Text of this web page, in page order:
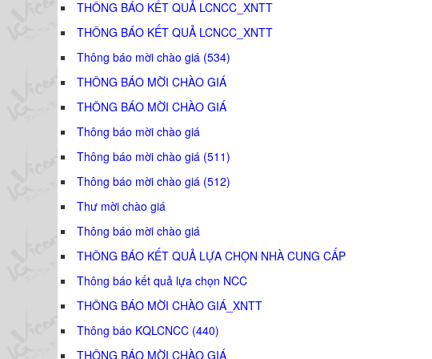
THÔNG BÁO KẾT QUẢ LCNCC_XNTT
THÔNG BÁO KẾT QUẢ LCNCC_XNTT
Thông báo mời chào giá (534)
THÔNG BÁO MỜI CHÀO GIÁ
THÔNG BÁO MỜI CHÀO GIÁ
Thông báo mời chào giá
Thông báo mời chào giá (511)
Thông báo mời chào giá (512)
Thư mời chào giá
Thông báo mời chào giá
THÔNG BÁO KẾT QUẢ LỰA CHỌN NHÀ CUNG CẤP
Thông báo kết quả lựa chọn NCC
THÔNG BÁO MỜI CHÀO GIÁ_XNTT
Thông báo KQLCNCC (440)
THÔNG BÁO MỜI CHÀO GIÁ